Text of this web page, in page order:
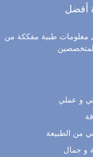
أفضل
معلومات طبية مفككة من
و عملي
من الطبيعة
و جمال